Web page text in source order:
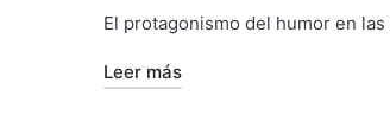
por
El protagonismo del humor en
Leer más